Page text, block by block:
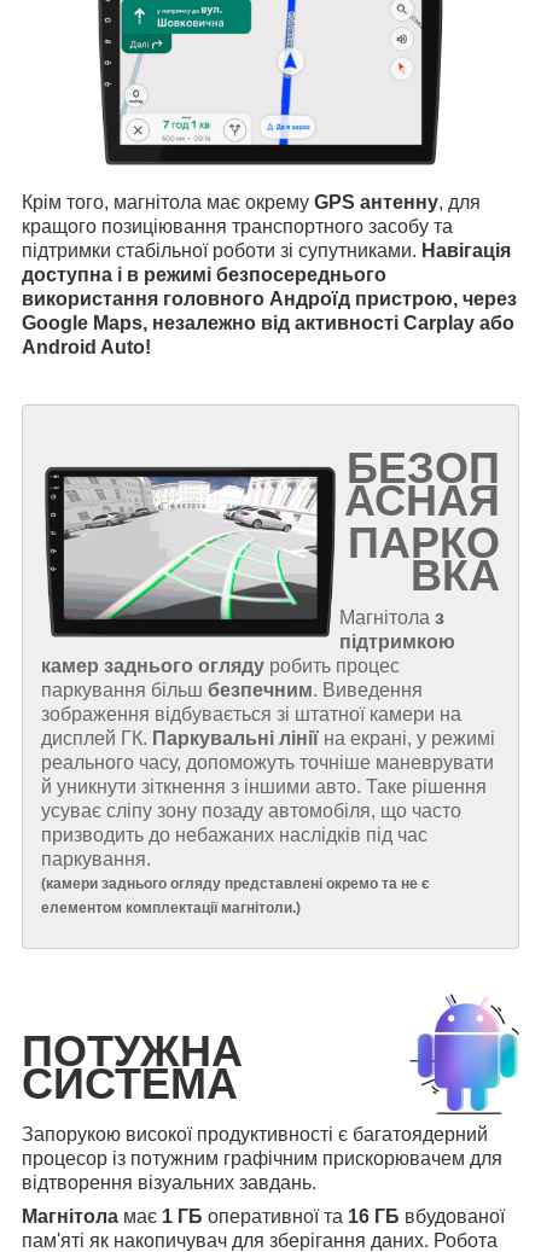
Крім того, магнітола має окрему GPS антенну, для
кращого позиціювання транспортного засобу та
підтримки стабільної роботи зі супутниками. Навігація
доступна і в режимі безпосереднього
використання головного Андроїд пристрою, через
Google Maps, незалежно від активності Carplay або
Android Auto!
БЕЗОП
АСНАЯ
ПАРКО
ВКА
Магнітола з
підтримкою
камер заднього огляду робить процес
паркування більш безпечним. Виведення
зображення відбувається зі штатної камери на
дисплей ГК. Паркувальні лінії на екрані, у режимі
реального часу, допоможуть точніше маневрувати
й уникнути зіткнення з іншими авто. Таке рішення
усуває сліпу зону позаду автомобіля, що часто
призводить до небажаних наслідків під час
паркування.
(камери заднього огляду представлені окремо та не є
елементом комплектації магнітоли.)
ПОТУЖНА
СИСТЕМА
Запорукою високої продуктивності є багатоядерний
процесор із потужним графічним прискорювачем для
відтворення візуальних завдань.
Магнітола має 1 ГБ оперативної та 16 ГБ вбудованої
пам'яті як накопичувач для зберігання даних. Робота